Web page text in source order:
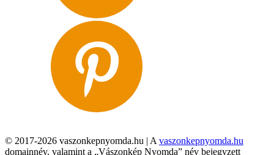
© 2017-2026 vaszonkepnyomda.hu | A vaszonkepnyomda.hu
domainnév, valamint a „Vászonkép Nyomda” név bejegyzett